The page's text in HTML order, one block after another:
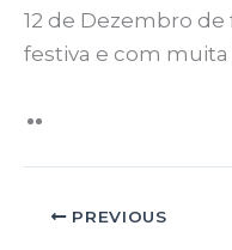
12 de Dezembro
festiva e com
PREVIOUS